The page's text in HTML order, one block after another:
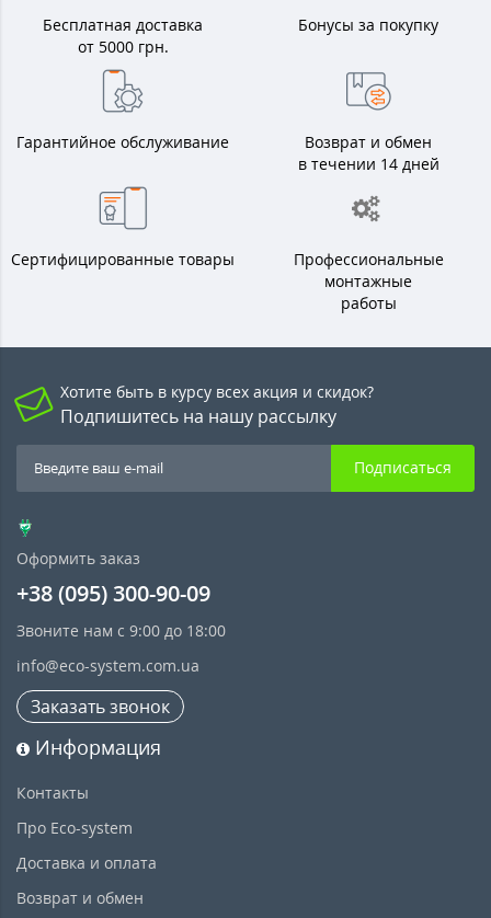
Бесплатная доставка
от 5000 грн.
Бонусы за покупку
Гарантийное обслуживание
Возврат и обмен
в течении 14 дней
Сертифицированные товары
Профессиональные
монтажные
работы
Хотите быть в курсу всех акция и скидок?
Подпишитесь на нашу рассылку
Подписаться
Оформить заказ
+38 (095) 300-90-09
Звоните нам с 9:00 до 18:00
info@eco-system.com.ua
Заказать звонок
Информация
Контакты
Про Eco-system
Доставка и оплата
Возврат и обмен